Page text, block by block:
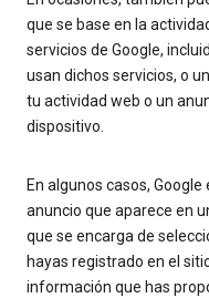
que se base en la
servicios de Google,
usan dichos servicios, o
tu actividad web o un
dispositivo.
En algunos casos,
anuncio que aparece en
que se encarga de
hayas registrado en el
información que has